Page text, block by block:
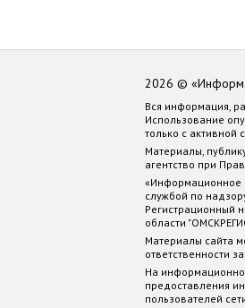
2026 ©
Вся информация,
Использование
только с активной
Материалы,
агентство при
«Информационное
службой по
Регистрационный
области
Материалы сайта
ответственности
На
предоставления
пользователей